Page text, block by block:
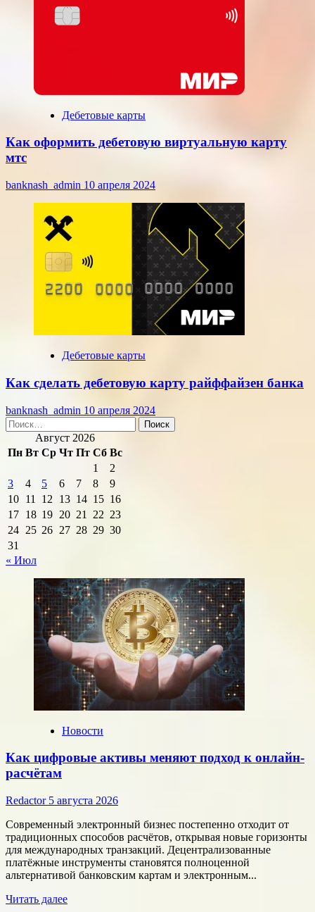
Дебетовые карты
Как оформить дебетовую виртуальную карту
мтс
banknash_admin 10 апреля 2024
Дебетовые карты
Как сделать дебетовую карту райффайзен банка
banknash_admin 10 апреля 2024
Найти:
Август 2026
Пн Вт Ср Чт Пт Сб Вс
1
2
3
4 5 6 7 8
9
10 11 12 13 14 15 16
17 18 19 20 21 22 23
24 25 26 27 28 29 30
31
« Июл
Новости
Как цифровые активы меняют подход к онлайн-
расчётам
Redactor 5 августа 2026
Современный электронный бизнес постепенно отходит от
традиционных способов расчётов, открывая новые горизонты
для международных транзакций. Децентрализованные
платёжные инструменты становятся полноценной
альтернативой банковским картам и электронным...
Читать далееПрочитать